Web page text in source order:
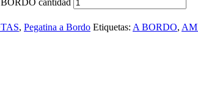
, Pegatina a Bordo Etiquetas: A BORDO,